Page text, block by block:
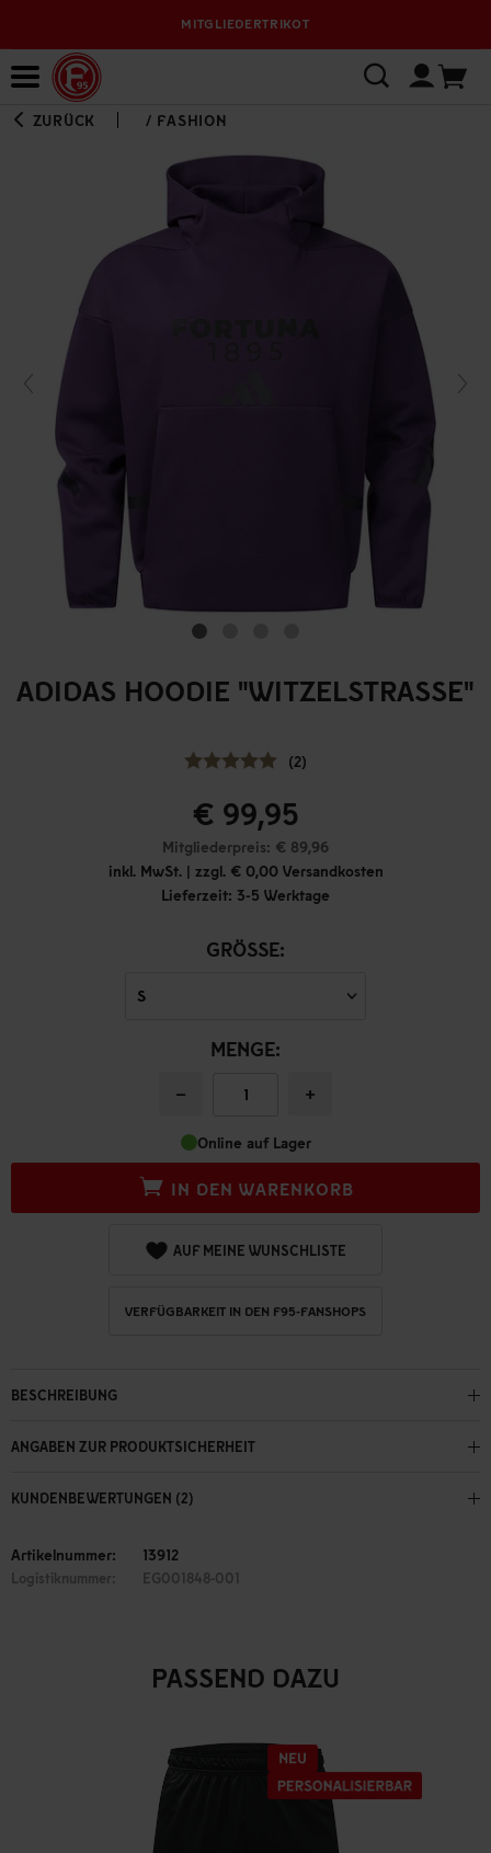
MITGLIEDERTRIKOT
ZURÜCK / FASHION
ADIDAS HOODIE "WITZELSTRASSE"
(2)
€ 99,95
Mitgliederpreis: € 89,96
inkl. MwSt. | zzgl. € 0,00 Versandkosten
Lieferzeit: 3-5 Werktage
GRÖSSE:
MENGE:
− +
Online auf Lager
IN DEN WARENKORB
AUF MEINE WUNSCHLISTE
VERFÜGBARKEIT IN DEN F95-FANSHOPS
BESCHREIBUNG
ANGABEN ZUR PRODUKTSICHERHEIT
KUNDENBEWERTUNGEN (2)
Artikelnummer: 13912
Logistiknummer: EG001848-001
PASSEND DAZU